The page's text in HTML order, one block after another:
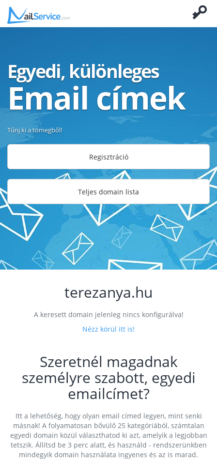
Egyedi, különleges
Email címek
Tűnj ki a tömegből!
Regisztráció
Teljes domain lista
terezanya.hu
A keresett domain jelenleg nincs konfigurálva!
Nézz körül itt is!
Szeretnél magadnak
személyre szabott, egyedi
emailcímet?
Itt a lehetőség, hogy olyan email címed legyen, mint senki
másnak! A folyamatosan bővülő 25 kategóriából, számtalan
egyedi domain közül választhatod ki azt, amelyik a legjobban
tetszik. Állítsd be 3 perc alatt, és használd - rendszerünkben
mindegyik domain használata ingyenes és az is marad.